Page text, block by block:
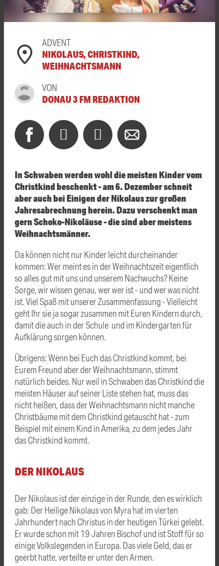
ADVENT
NIKOLAUS, CHRISTKIND,
WEIHNACHTSMANN
VON
DONAU 3 FM REDAKTION
In Schwaben werden wohl die meisten Kinder vom
Christkind beschenkt - am 6. Dezember schneit
aber auch bei Einigen der Nikolaus zur großen
Jahresabrechnung herein. Dazu verschenkt man
gern Schoko-Nikoläuse - die sind aber meistens
Weihnachtsmänner.
Da können nicht nur Kinder leicht durcheinander
kommen: Wer meint es in der Weihnachtszeit eigentlich
so alles gut mit uns und unserem Nachwuchs? Keine
Sorge, wir wissen genau, wer wer ist - und wer was nicht
ist. Viel Spaß mit unserer Zusammenfassung - Vielleicht
geht Ihr sie ja sogar zusammen mit Euren Kindern durch,
damit die auch in der Schule und im Kindergarten für
Aufklärung sorgen können.
Übrigens: Wenn bei Euch das Christkind kommt, bei
Eurem Freund aber der Weihnachtsmann, stimmt
natürlich beides. Nur weil in Schwaben das Christkind die
meisten Häuser auf seiner Liste stehen hat, muss das
nicht heißen, dass der Weihnachtsmann nicht manche
Christbäume mit dem Christkind getauscht hat - zum
Beispiel mit einem Kind in Amerika, zu dem jedes Jahr
das Christkind kommt.
DER NIKOLAUS
Der Nikolaus ist der einzige in der Runde, den es wirklich
gab: Der Heilige Nikolaus von Myra hat im vierten
Jahrhundert nach Christus in der heutigen Türkei gelebt.
Er wurde schon mit 19 Jahren Bischof und ist Stoff für so
einige Volkslegenden in Europa. Das viele Geld, das er
geerbt hatte, verteilte er unter den Armen.